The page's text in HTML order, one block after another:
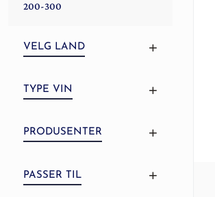
200-300
VELG LAND
TYPE VIN
PRODUSENTER
PASSER TIL